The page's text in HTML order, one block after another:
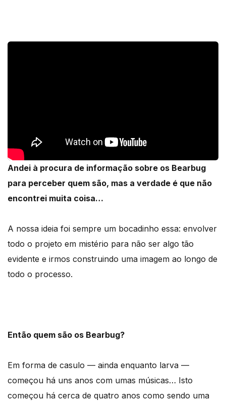
Andei à procura de informação sobre os Bearbug
para perceber quem são, mas a verdade é que não
encontrei muita coisa…
A nossa ideia foi sempre um bocadinho essa: envolver
todo o projeto em mistério para não ser algo tão
evidente e irmos construindo uma imagem ao longo de
todo o processo.
Então quem são os Bearbug?
Em forma de casulo — ainda enquanto larva —
começou há uns anos com umas músicas… Isto
começou há cerca de quatro anos como sendo uma